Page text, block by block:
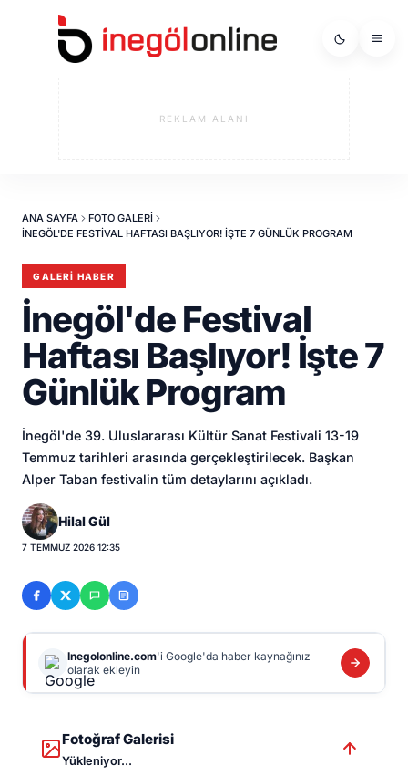
REKLAM ALANI
ANA SAYFA
FOTO GALERI
İNEGÖL'DE FESTIVAL HAFTASI BAŞLIYOR! İŞTE 7 GÜNLÜK PROGRAM
GALERI HABER
İnegöl'de Festival
Haftası Başlıyor! İşte 7
Günlük Program
İnegöl'de 39. Uluslararası Kültür Sanat Festivali 13-19
Temmuz tarihleri arasında gerçekleştirilecek. Başkan
Alper Taban festivalin tüm detaylarını açıkladı.
Hilal Gül
7 TEMMUZ 2026 12:35
Inegolonline.com'i Google'da haber kaynağınız
olarak ekleyin
Fotoğraf Galerisi
Yükleniyor...